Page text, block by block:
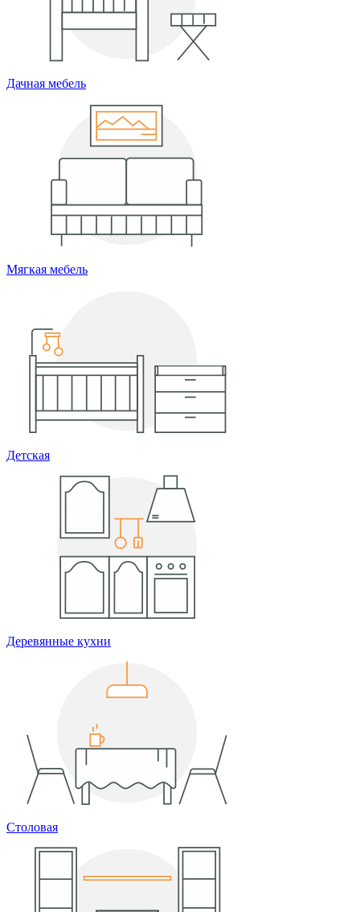
Дачная мебель
Мягкая мебель
Детская
Деревянные кухни
Столовая